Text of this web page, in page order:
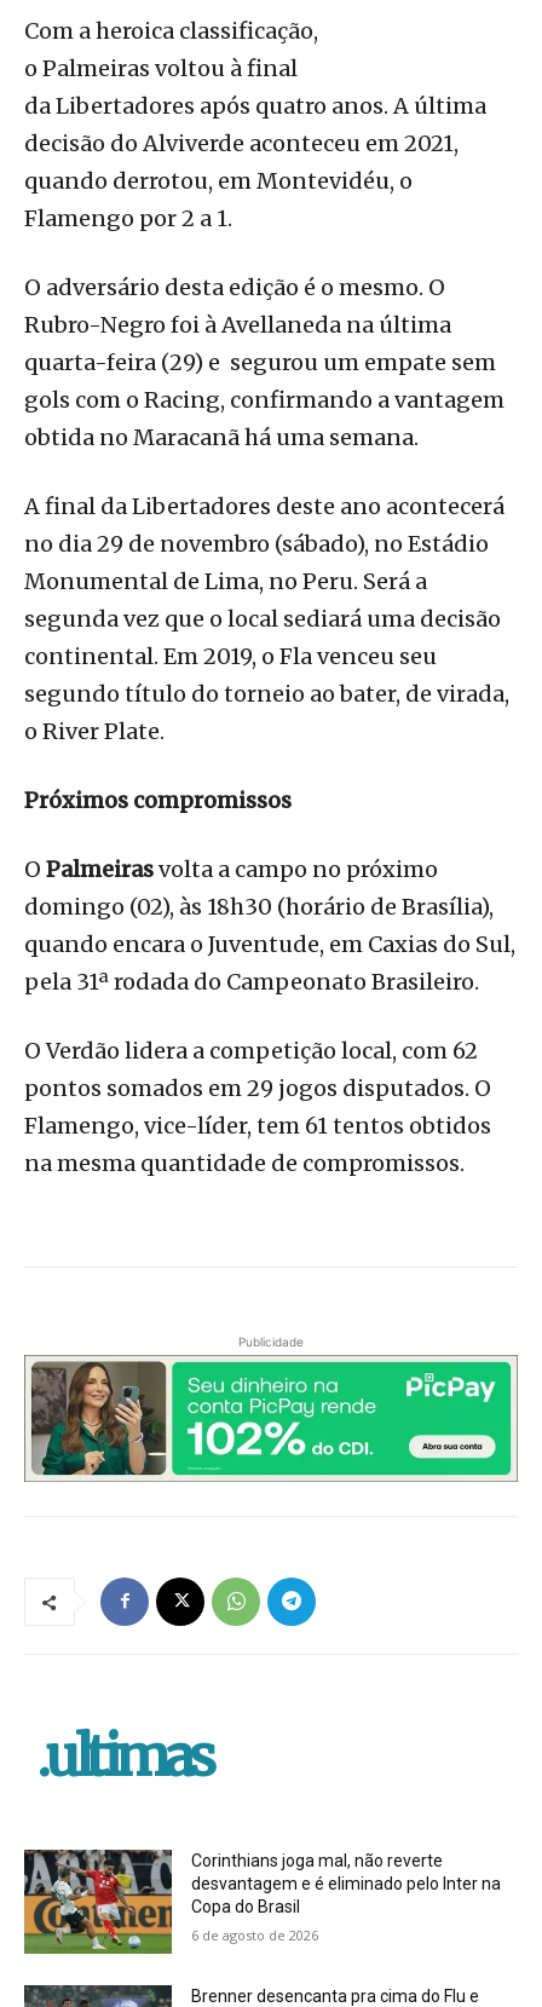
Com a heroica classificação,
o Palmeiras voltou à final
da Libertadores após quatro anos. A última
decisão do Alviverde aconteceu em 2021,
quando derrotou, em Montevidéu, o
Flamengo por 2 a 1.
O adversário desta edição é o mesmo. O
Rubro-Negro foi à Avellaneda na última
quarta-feira (29) e segurou um empate sem
gols com o Racing, confirmando a vantagem
obtida no Maracanã há uma semana.
A final da Libertadores deste ano acontecerá
no dia 29 de novembro (sábado), no Estádio
Monumental de Lima, no Peru. Será a
segunda vez que o local sediará uma decisão
continental. Em 2019, o Fla venceu seu
segundo título do torneio ao bater, de virada,
o River Plate.
Próximos compromissos
O Palmeirasvolta a campo no próximo
domingo (02), às 18h30 (horário de Brasília),
quando encara o Juventude, em Caxias do Sul,
pela 31ª rodada do Campeonato Brasileiro.
O Verdão lidera a competição local, com 62
pontos somados em 29 jogos disputados. O
Flamengo, vice-líder, tem 61 tentos obtidos
na mesma quantidade de compromissos.
Publicidade
.ultimas
Corinthians joga mal, não reverte
desvantagem e é eliminado pelo Inter na
Copa do Brasil
6 de agosto de 2026
Brenner desencanta pra cima do Flu e